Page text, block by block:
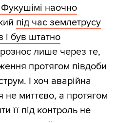
наочно
під час землетрусу
і був штатно
лише через те,
протягом півдоби
І хоч аварійна
не миттєво, а протягом
її під контроль не